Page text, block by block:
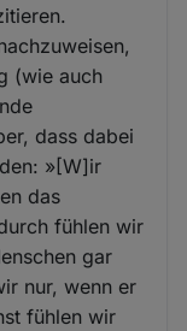
(wie auch
dass dabei
»[W]ir
das
fühlen wir
gar
nur, wenn er
fühlen wir